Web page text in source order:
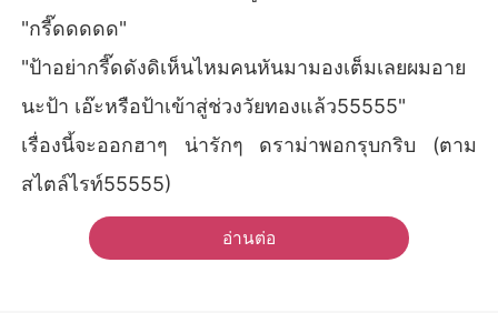
"กรี๊ดดดดด"
"ป้าอย่ากรี๊ดดังดิเห็นไหมคนหันมามองเต็มเลยผมอาย
นะป้า เอ๊ะหรือป้าเข้าสู่ช่วงวัยทองแล้ว55555"
เรื่องนี้จะออกฮาๆ น่ารักๆ ดราม่าพอกรุบกริบ (ตาม
สไตล์ไรท์55555)
อ่านต่อ